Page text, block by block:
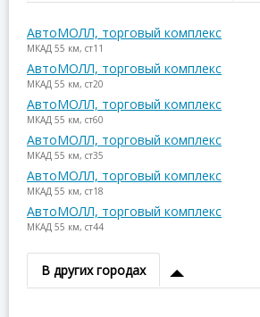
АвтоМОЛЛ, торговый комплекс
МКАД 55 км, ст11
АвтоМОЛЛ, торговый комплекс
МКАД 55 км, ст20
АвтоМОЛЛ, торговый комплекс
МКАД 55 км, ст60
АвтоМОЛЛ, торговый комплекс
МКАД 55 км, ст35
АвтоМОЛЛ, торговый комплекс
МКАД 55 км, ст18
АвтоМОЛЛ, торговый комплекс
МКАД 55 км, ст44
В других городах